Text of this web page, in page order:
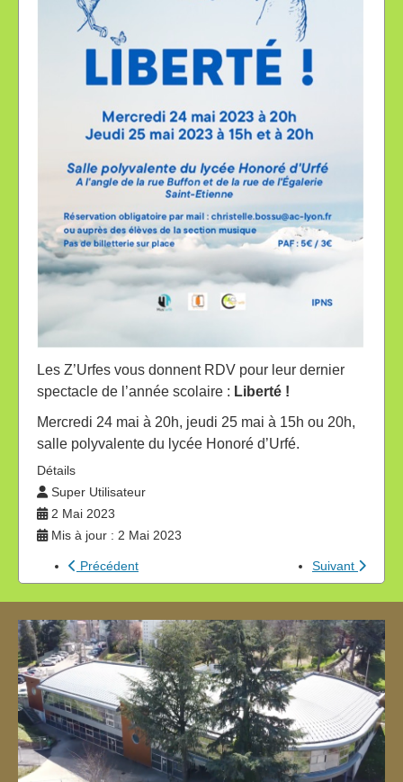
Les Z’Urfes vous donnent RDV pour leur dernier
spectacle de l’année scolaire : Liberté !
Mercredi 24 mai à 20h, jeudi 25 mai à 15h ou 20h,
salle polyvalente du lycée Honoré d’Urfé.
Détails
Super Utilisateur
2 Mai 2023
Mis à jour : 2 Mai 2023
Précédent Suivant